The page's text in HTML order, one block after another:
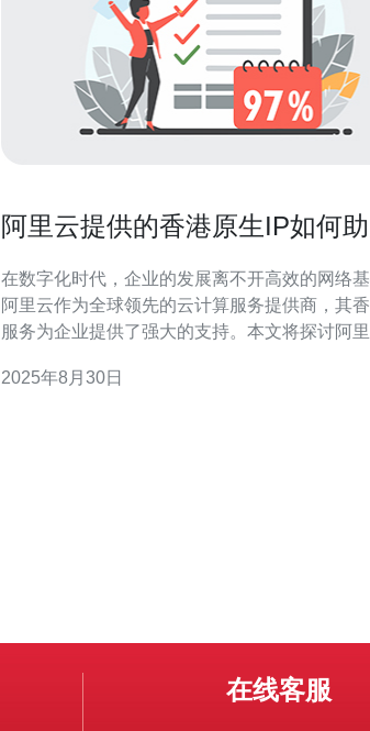
阿里云提供的香港原生IP如何
在数字化时代，企业的发展离不开高效的网络基
阿里云作为全球领先的云计算服务提供商，其
服务为企业提供了强大的支持。本文将探讨阿
验。 首先，阿里云的香港原生IP具有极高的网络稳定性和
2025年8月30日
在线客服